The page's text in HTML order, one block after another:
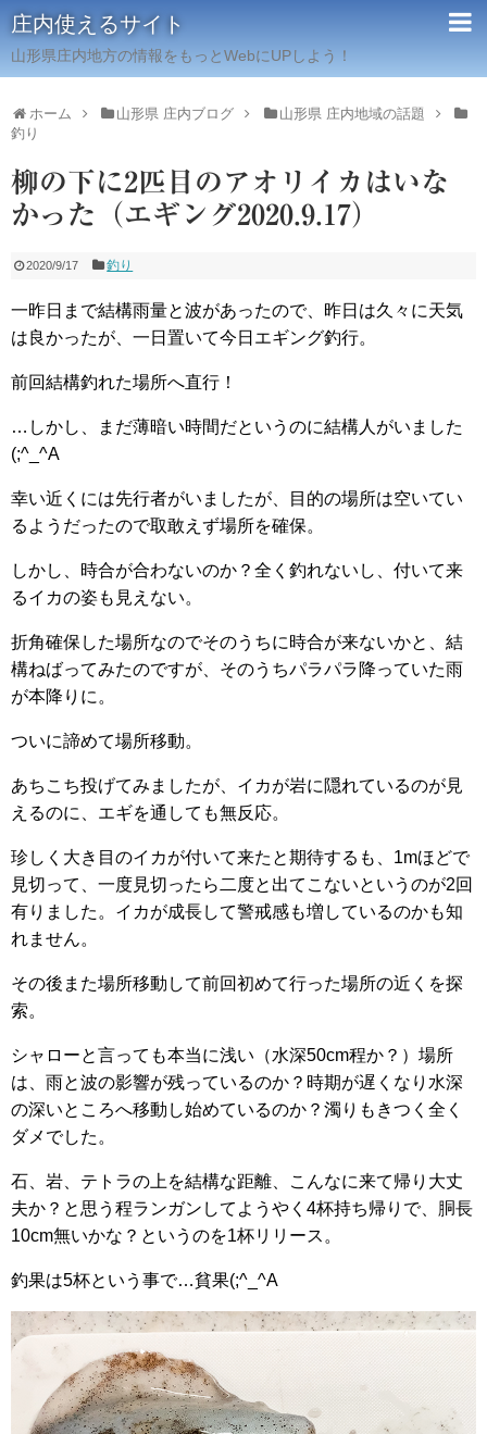
庄内使えるサイト
山形県庄内地方の情報をもっとWebにUPしよう！
ホーム 山形県 庄内ブログ
山形県 庄内地域の話題
釣り
柳の下に2匹目のアオリイカはいな
かった（エギング2020.9.17）
2020/9/17 釣り
一昨日まで結構雨量と波があったので、昨日は久々に天気
は良かったが、一日置いて今日エギング釣行。
前回結構釣れた場所へ直行！
…しかし、まだ薄暗い時間だというのに結構人がいました
(;^_^A
幸い近くには先行者がいましたが、目的の場所は空いてい
るようだったので取敢えず場所を確保。
しかし、時合が合わないのか？全く釣れないし、付いて来
るイカの姿も見えない。
折角確保した場所なのでそのうちに時合が来ないかと、結
構ねばってみたのですが、そのうちパラパラ降っていた雨
が本降りに。
ついに諦めて場所移動。
あちこち投げてみましたが、イカが岩に隠れているのが見
えるのに、エギを通しても無反応。
珍しく大き目のイカが付いて来たと期待するも、1mほどで
見切って、一度見切ったら二度と出てこないというのが2回
有りました。イカが成長して警戒感も増しているのかも知
れません。
その後また場所移動して前回初めて行った場所の近くを探
索。
シャローと言っても本当に浅い（水深50cm程か？）場所
は、雨と波の影響が残っているのか？時期が遅くなり水深
の深いところへ移動し始めているのか？濁りもきつく全く
ダメでした。
石、岩、テトラの上を結構な距離、こんなに来て帰り大丈
夫か？と思う程ランガンしてようやく4杯持ち帰りで、胴長
10cm無いかな？というのを1杯リリース。
釣果は5杯という事で…貧果(;^_^A